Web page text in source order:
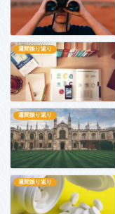
週間振り返り
週間振り返り
週間振り返り